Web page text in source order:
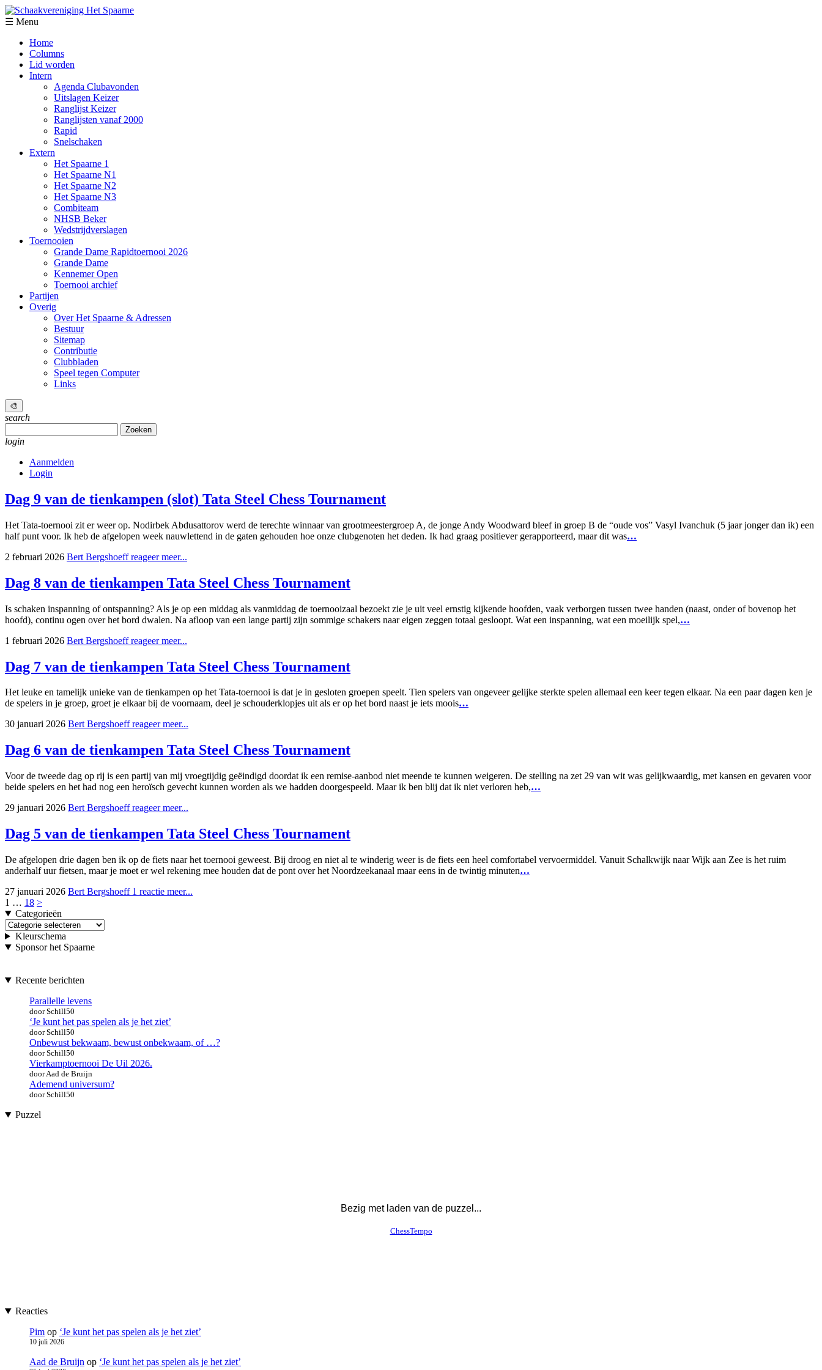
☰ Menu
Home
Columns
Lid worden
Intern
Agenda Clubavonden
Uitslagen Keizer
Ranglijst Keizer
Ranglijsten vanaf 2000
Rapid
Snelschaken
Extern
Het Spaarne 1
Het Spaarne N1
Het Spaarne N2
Het Spaarne N3
Combiteam
NHSB Beker
Wedstrijdverslagen
Toernooien
Grande Dame Rapidtoernooi 2026
Grande Dame
Kennemer Open
Toernooi archief
Partijen
Overig
Over Het Spaarne & Adressen
Bestuur
Sitemap
Contributie
Clubbladen
Speel tegen Computer
Links
🎨
search
naar:
login
Aanmelden
Login
Dag 9 van de tienkampen (slot) Tata Steel Chess Tournament
Het Tata-toernooi zit er weer op. Nodirbek Abdusattorov werd de terechte winnaar van grootmeestergroep A, de jonge Andy Woodward bleef in groep B de “oude vos” Vasyl Ivanchuk (5 jaar jonger dan ik) een
half punt voor. Ik heb de afgelopen week nauwlettend in de gaten gehouden hoe onze clubgenoten het deden. Ik had graag positiever gerapporteerd, maar dit was…
2 februari 2026 Bert Bergshoeffreageermeer...
Dag 8 van de tienkampen Tata Steel Chess Tournament
Is schaken inspanning of ontspanning? Als je op een middag als vanmiddag de toernooizaal bezoekt zie je uit veel ernstig kijkende hoofden, vaak verborgen tussen twee handen (naast, onder of bovenop het
hoofd), continu ogen over het bord dwalen. Na afloop van een lange partij zijn sommige schakers naar eigen zeggen totaal gesloopt. Wat een inspanning, wat een moeilijk spel,…
1 februari 2026 Bert Bergshoeffreageermeer...
Dag 7 van de tienkampen Tata Steel Chess Tournament
Het leuke en tamelijk unieke van de tienkampen op het Tata-toernooi is dat je in gesloten groepen speelt. Tien spelers van ongeveer gelijke sterkte spelen allemaal een keer tegen elkaar. Na een paar dagen ken je
de spelers in je groep, groet je elkaar bij de voornaam, deel je schouderklopjes uit als er op het bord naast je iets moois…
30 januari 2026 Bert Bergshoeffreageermeer...
Dag 6 van de tienkampen Tata Steel Chess Tournament
Voor de tweede dag op rij is een partij van mij vroegtijdig geëindigd doordat ik een remise-aanbod niet meende te kunnen weigeren. De stelling na zet 29 van wit was gelijkwaardig, met kansen en gevaren voor
beide spelers en het had nog een heroïsch gevecht kunnen worden als we hadden doorgespeeld. Maar ik ben blij dat ik niet verloren heb,…
29 januari 2026 Bert Bergshoeffreageermeer...
Dag 5 van de tienkampen Tata Steel Chess Tournament
De afgelopen drie dagen ben ik op de fiets naar het toernooi geweest. Bij droog en niet al te winderig weer is de fiets een heel comfortabel vervoermiddel. Vanuit Schalkwijk naar Wijk aan Zee is het ruim
anderhalf uur fietsen, maar je moet er wel rekening mee houden dat de pont over het Noordzeekanaal maar eens in de twintig minuten…
27 januari 2026 Bert Bergshoeff 1 reactie meer...
Posts
navigatie
1 … 18 >
Categorieën
Categorieën
Kleurschema
Sponsor het Spaarne
Recente berichten
Parallelle levens
door Schill50
‘Je kunt het pas spelen als je het ziet’
door Schill50
Onbewust bekwaam, bewust onbekwaam, of …?
door Schill50
Vierkamptoernooi De Uil 2026.
door Aad de Bruijn
Ademend universum?
door Schill50
Puzzel
Reacties
Pim op ‘Je kunt het pas spelen als je het ziet’
10 juli 2026
Aad de Bruijn op ‘Je kunt het pas spelen als je het ziet’